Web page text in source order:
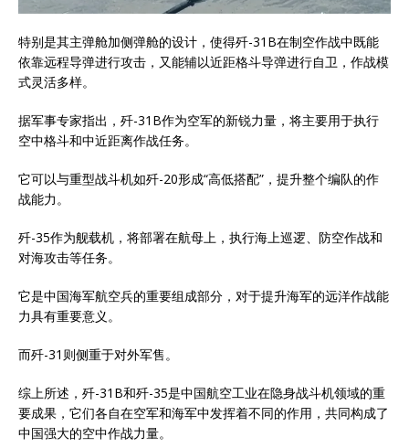
特别是其主弹舱加侧弹舱的设计，使得歼-31B在制空作战中既能
依靠远程导弹进行攻击，又能辅以近距格斗导弹进行自卫，作战模
式灵活多样。
据军事专家指出，歼-31B作为空军的新锐力量，将主要用于执行
空中格斗和中近距离作战任务。
它可以与重型战斗机如歼-20形成“高低搭配”，提升整个编队的作
战能力。
歼-35作为舰载机，将部署在航母上，执行海上巡逻、防空作战和
对海攻击等任务。
它是中国海军航空兵的重要组成部分，对于提升海军的远洋作战能
力具有重要意义。
而歼-31则侧重于对外军售。
综上所述，歼-31B和歼-35是中国航空工业在隐身战斗机领域的重
要成果，它们各自在空军和海军中发挥着不同的作用，共同构成了
中国强大的空中作战力量。